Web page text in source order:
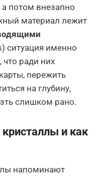
потом внезапно
материал лежит
ситуация именно
что ради них
пережить
на глубину,
слишком рано.
и как
напоминают